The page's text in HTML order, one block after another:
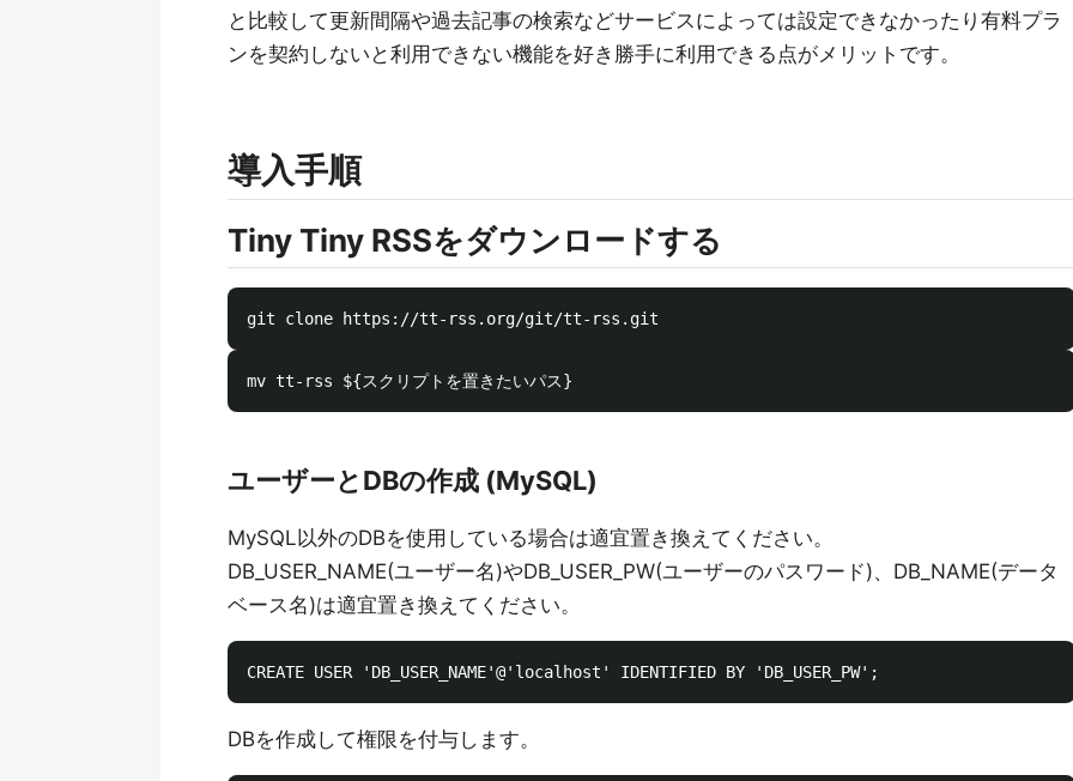
と比較して更新間隔や過去記事の検索などサービスによっては設定できなかったり有料プラ
ンを契約しないと利用できない機能を好き勝手に利用できる点がメリットです。
導入手順
Tiny Tiny RSSをダウンロードする
ユーザーとDBの作成 (MySQL)
MySQL以外のDBを使用している場合は適宜置き換えてください。
DB_USER_NAME(ユーザー名)やDB_USER_PW(ユーザーのパスワード)、DB_NAME(データ
ベース名)は適宜置き換えてください。
DBを作成して権限を付与します。